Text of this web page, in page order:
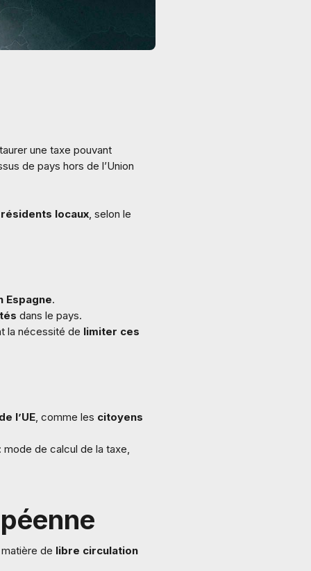
une taxe pouvant
de pays hors de l’Union
locaux, selon le
Espagne.
dans le pays.
la nécessité de limiter ces
l’UE, comme les citoyens
de calcul de la taxe,
de libre circulation